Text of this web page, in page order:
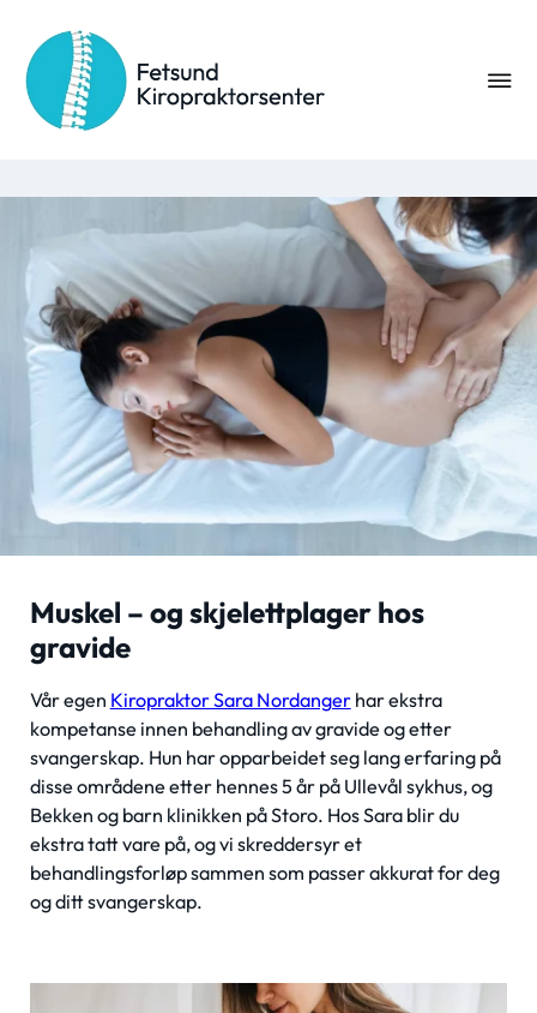
Gravide og etter svangerskap
På fetsund kiropraktorsenter tar vi ekstra godt vare på deg
som mor under svangerskapet, og om du skulle ha problemer
etter fødsel
Muskel – og skjelettplager hos
gravide
Vår egen Kiropraktor Sara Nordangerhar ekstra
kompetanse innen behandling av gravide og etter
svangerskap. Hun har opparbeidet seg lang erfaring på
disse områdene etter hennes 5 år på Ullevål sykhus, og
Bekken og barn klinikken på Storo. Hos Sara blir du
ekstra tatt vare på, og vi skreddersyr et
behandlingsforløp sammen som passer akkurat for deg
og ditt svangerskap.